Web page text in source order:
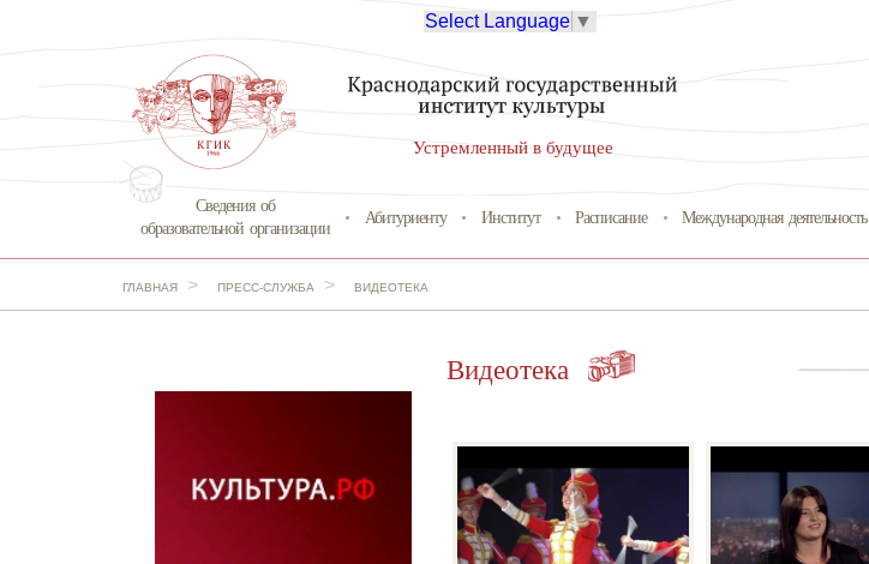
Устремленный в будущее
Select Language ▼
Сведения об
образовательной организации
Абитуриенту Институт Расписание Международная деятельность
ГЛАВНАЯ > ПРЕСС-СЛУЖБА > ВИДЕОТЕКА
Видеотека